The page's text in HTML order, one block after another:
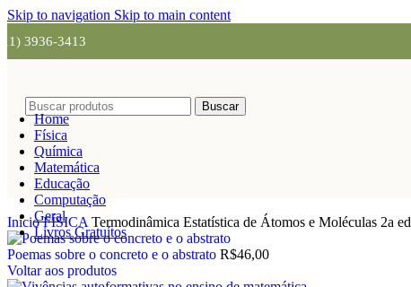
Skip to navigation Skip to main content
3936-3413
Buscar
Home
Física
Química
Matemática
Educação
Computação
Geral
Livros Gratuítos
InícioFÍSICA Termodinâmica Estatística de Átomos e Moléculas 2a ed
Poemas sobre o concreto e o abstrato R$46,00
Voltar aos produtos